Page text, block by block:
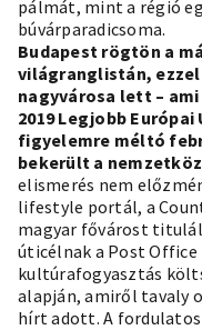
pálmát, mint a régió
búvárparadicsoma.
Budapest rögtön a
világranglistán,
nagyvárosa lett –
2019 Legjobb
figyelemre méltó
bekerült a
elismerés nem
lifestyle portál, a
magyar fővárost
úticélnak a Post Office
kultúrafogyasztás
alapján, amiről tavaly
hírt adott. A